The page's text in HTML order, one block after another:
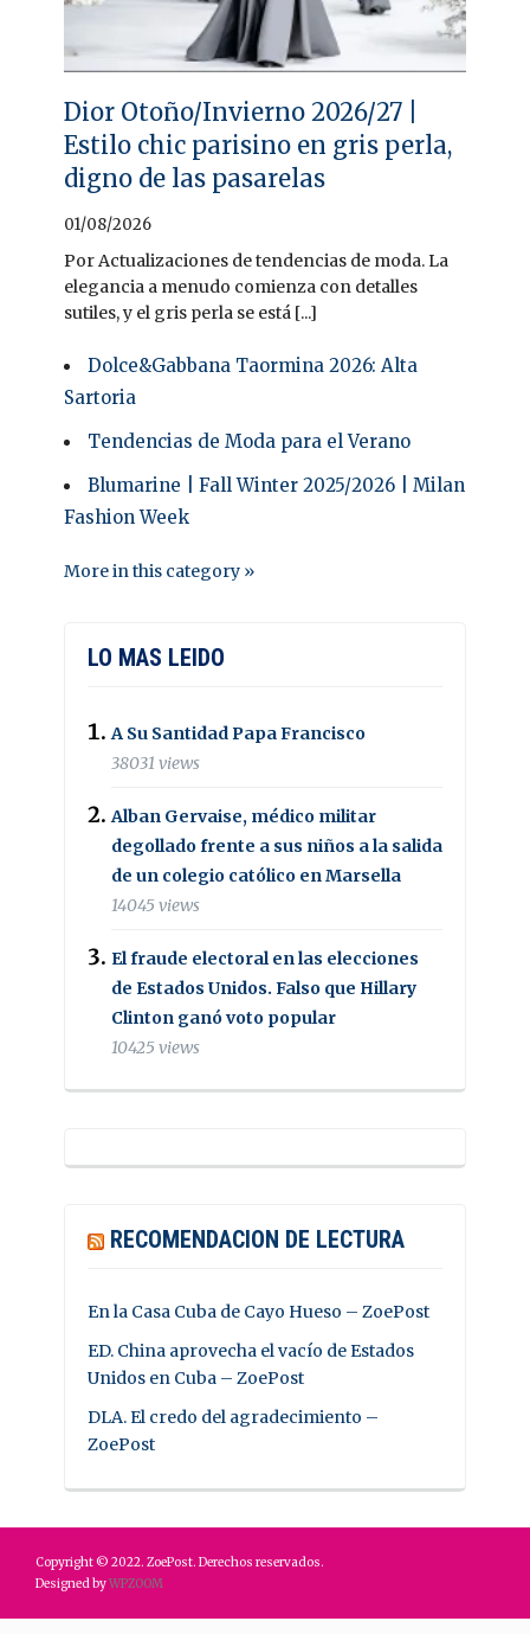
Dior Otoño/Invierno 2026/27 |
Estilo chic parisino en gris perla,
digno de las pasarelas
01/08/2026
Por Actualizaciones de tendencias de moda. La
elegancia a menudo comienza con detalles
sutiles, y el gris perla se está [...]
Dolce&Gabbana Taormina 2026: Alta
Sartoria
Tendencias de Moda para el Verano
Blumarine | Fall Winter 2025/2026 | Milan
Fashion Week
More in this category »
LO MAS LEIDO
A Su Santidad Papa Francisco
38031 views
Alban Gervaise, médico militar
degollado frente a sus niños a la salida
de un colegio católico en Marsella
14045 views
El fraude electoral en las elecciones
de Estados Unidos. Falso que Hillary
Clinton ganó voto popular
10425 views
RECOMENDACION DE LECTURA
En la Casa Cuba de Cayo Hueso – ZoePost
ED. China aprovecha el vacío de Estados
Unidos en Cuba – ZoePost
DLA. El credo del agradecimiento –
ZoePost
Copyright © 2022. ZoePost. Derechos reservados.
Designed byWPZOOM